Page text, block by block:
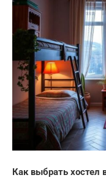
Как выбрать хостел